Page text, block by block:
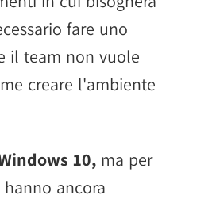
fare uno
il team non vuole
creare l'ambiente
10, ma per
ancora